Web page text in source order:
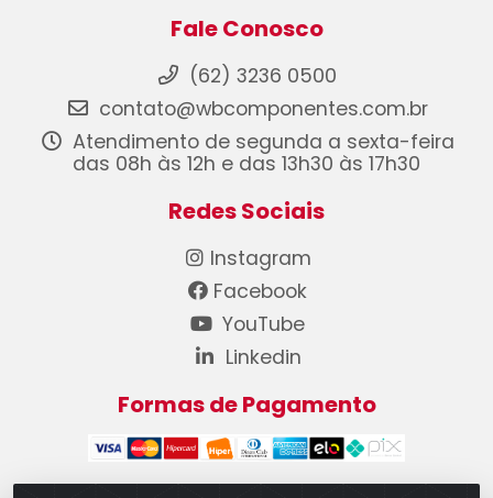
Fale Conosco
(62) 3236 0500
contato@wbcomponentes.com.br
Atendimento de segunda a sexta-feira
das 08h às 12h e das 13h30 às 17h30
Redes Sociais
Instagram
Facebook
YouTube
Linkedin
Formas de Pagamento